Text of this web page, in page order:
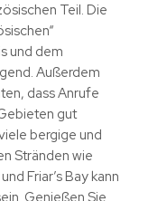
Teil. Die
und dem
Außerdem
dass Anrufe
gut
bergige und
Stränden wie
Friar’s Bay kann